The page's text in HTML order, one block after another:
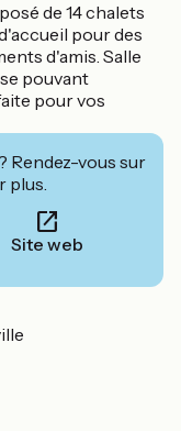
de 14 chalets
pour des
d'amis. Salle
pouvant
pour vos
Rendez-vous sur
plus.
Site web